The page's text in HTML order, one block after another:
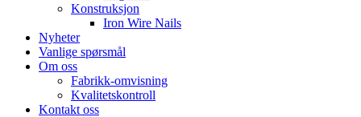
Konstruksjon
Iron Wire Nails
Nyheter
Vanlige spørsmål
Om oss
Fabrikk-omvisning
Kvalitetskontroll
Kontakt oss